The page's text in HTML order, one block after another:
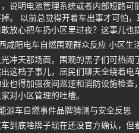
，说明电池管理系统或者内部短路
掉。 以前总觉得开着车出事才可怕
放心把车扔小区里过夜？这事儿也
咸阳电车自燃围观群众反应 小区生
光冲天那场面，围观的黑子们可热闹
这档子事儿，居民们聊天全绕着电
也得加强夜间巡逻和消防设施检查
对小区管理的吐槽。
源车自燃事件品牌猜测与安全反思
到底啥牌子现在还没官方确认，